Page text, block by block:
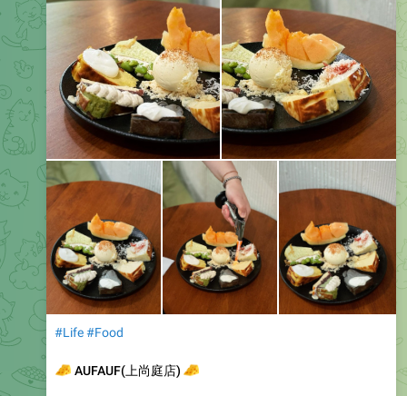
#Life#Food
AUFAUF(上尚庭店)
🧀